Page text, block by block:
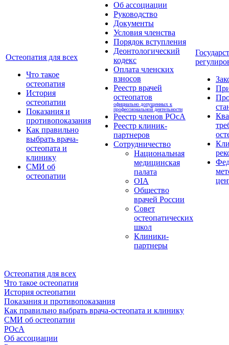
Остеопатия для всех
Что такое
остеопатия
История
остеопатии
Показания и
противопоказания
Как правильно
выбрать врача-
остеопата и
клинику
СМИ об
остеопатии
Об ассоциации
Руководство
Документы
Условия членства
Порядок вступления
Деонтологический
кодекс
Оплата членских
взносов
Реестр врачей
остеопатов
официально допущенных к
профессиональной деятельности
Реестр членов РОсА
Реестр клиник-
партнеров
Сотрудничество
Национальная
медицинская
палата
OIA
Общество
врачей России
Совет
остеопатических
школ
Клиники-
партнеры
Остеопатия для всех
Что такое остеопатия
История остеопатии
Показания и противопоказания
Как правильно выбрать врача-остеопата и клинику
СМИ об остеопатии
РОсА
Об ассоциации